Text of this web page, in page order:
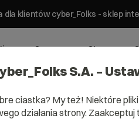
klientów cyber_Folks - sklep
Serwery Strony
S.A. –
ciastka? My też! Niektóre
działania strony.